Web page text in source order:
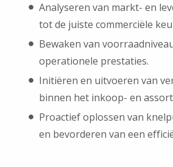
Analyseren van markt- en
tot de juiste commerciële
Bewaken van
operationele prestaties.
Initiëren en uitvoeren van
binnen het inkoop- en
Proactief oplossen van
en bevorderen van een